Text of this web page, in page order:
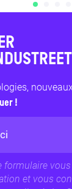
!
formulaire
et vous